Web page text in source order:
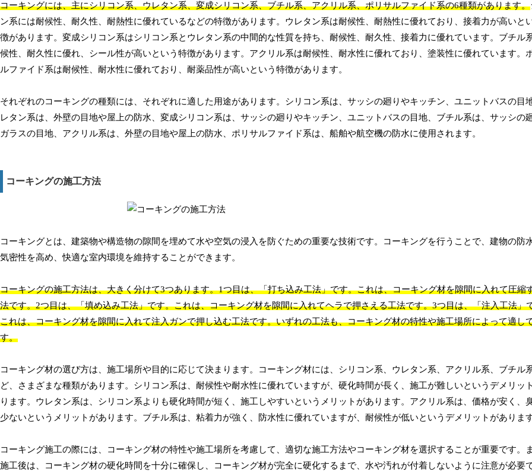
コーキングには、主にシリコン系、ウレタン系、変成シリコン系、ブチル系、アクリル系、ポリサルファイド系の6種類があります。
ン系には耐候性、耐久性、耐熱性に優れているなどの特徴があります。ウレタン系は耐候性、耐熱性に優れており、接着力が高いと
徴があります。変成シリコン系はシリコン系とウレタン系の中間的な性質を持ち、耐候性、耐久性、接着力に優れています。ブチル
候性、耐久性に優れ、シール性が高いという特徴があります。アクリル系は耐候性、耐水性に優れており、塗装性に優れています。
ルファイド系は耐候性、耐水性に優れており、耐薬品性が高いという特徴があります。
それぞれのコーキングの種類には、それぞれに適した用途があります。シリコン系は、サッシの廻りやキッチン、ユニットバスの目
レタン系は、外壁の目地や屋上の防水、変成シリコン系は、サッシの廻りやキッチン、ユニットバスの目地、ブチル系は、サッシの
ガラスの目地、アクリル系は、外壁の目地や屋上の防水、ポリサルファイド系は、船舶や航空機の防水に使用されます。
コーキングの施工方法
コーキングとは、建築物や構造物の隙間を埋めて水や空気の浸入を防ぐための重要な技術です。コーキングを行うことで、建物の防
気密性を高め、快適な室内環境を維持することができます。
コーキングの施工方法は、大きく分けて3つあります。1つ目は、「打ち込み工法」です。これは、コーキング材を隙間に入れて圧縮
法です。2つ目は、「填め込み工法」です。これは、コーキング材を隙間に入れてヘラで押さえる工法です。3つ目は、「注入工法」
これは、コーキング材を隙間に入れて注入ガンで押し込む工法です。いずれの工法も、コーキング材の特性や施工場所によって適し
す。
コーキング材の選び方は、施工場所や目的に応じて決まります。コーキング材には、シリコン系、ウレタン系、アクリル系、ブチル
ど、さまざまな種類があります。シリコン系は、耐候性や耐水性に優れていますが、硬化時間が長く、施工が難しいというデメリッ
ります。ウレタン系は、シリコン系よりも硬化時間が短く、施工しやすいというメリットがあります。アクリル系は、価格が安く、
少ないというメリットがあります。ブチル系は、粘着力が強く、防水性に優れていますが、耐候性が低いというデメリットがあります
コーキング施工の際には、コーキング材の特性や施工場所を考慮して、適切な施工方法やコーキング材を選択することが重要です。ま
施工後は、コーキング材の硬化時間を十分に確保し、コーキング材が完全に硬化するまで、水や汚れが付着しないように注意が必要で